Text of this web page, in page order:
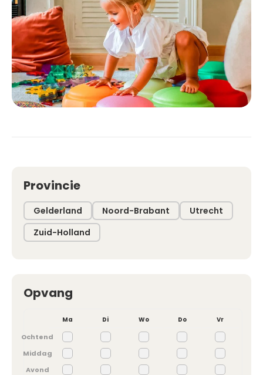
Provincie
Gelderland Noord-Brabant
Utrecht
Zuid-Holland
Opvang
Ma Di Wo Do Vr
Ochtend
Middag
Avond